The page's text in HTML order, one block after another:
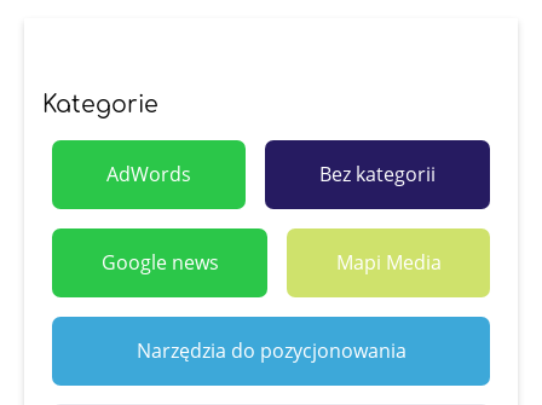
Kategorie
AdWords Bez kategorii
Google news Mapi Media
Narzędzia do pozycjonowania